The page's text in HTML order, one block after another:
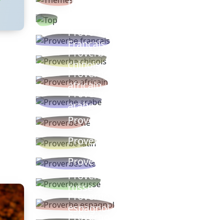
thèmes
Proverbe
Français
Proverbe
chinois
Proverbe
africain
Proverbe
arabe
Proverbe vie
Proverbe latin
Proverbes ete
Proverbe
russe
Proverbe
espagnol
Proverbe